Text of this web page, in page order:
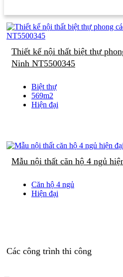
Thiết kế nội thất biệt thự
Ninh NT5500345
Biệt thự
569m2
Hiện đại
Mẫu nội thất căn hộ 4 ngủ
Căn hộ 4 ngủ
Hiện đại
Các công trình thi công